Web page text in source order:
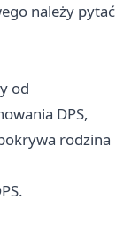
należy pytać
od
DPS,
rodzina